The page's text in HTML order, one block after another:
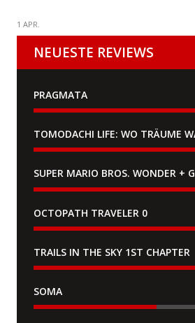
1 APR.
NEUESTE REVIEWS
PRAGMATA
TOMODACHI LIFE: WO TRÄUME
OCTOPATH TRAVELER 0
TRAILS IN THE SKY 1ST CHAPTER
SOMA